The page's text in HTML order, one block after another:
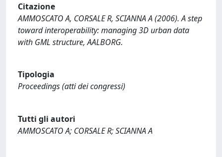
Citazione
AMMOSCATO A, CORSALE R, SCIANNA A (2006). A step
toward interoperability: managing 3D urban data
with GML structure, AALBORG.
Tipologia
Proceedings (atti dei congressi)
Tutti gli autori
AMMOSCATO A; CORSALE R; SCIANNA A